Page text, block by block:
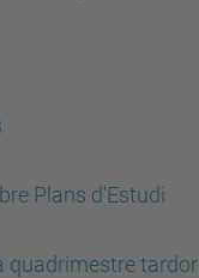
Plans d'Estudi
quadrimestre tardor